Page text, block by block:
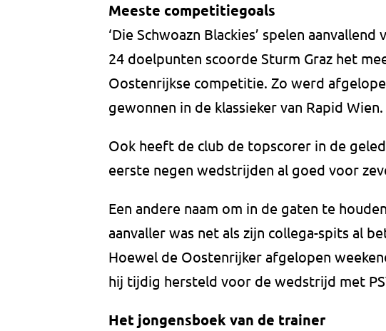
Meeste competitiegoals
‘Die Schwoazn Blackies’ spelen
24 doelpunten scoorde Sturm Graz het
Oostenrijkse competitie. Zo werd
gewonnen in de klassieker van Rapid Wien.
Ook heeft de club de topscorer in de
eerste negen wedstrijden al goed voor
Een andere naam om in de gaten te
aanvaller was net als zijn collega-spits al
Hoewel de Oostenrijker afgelopen
hij tijdig hersteld voor de wedstrijd met
Het jongensboek van de trainer